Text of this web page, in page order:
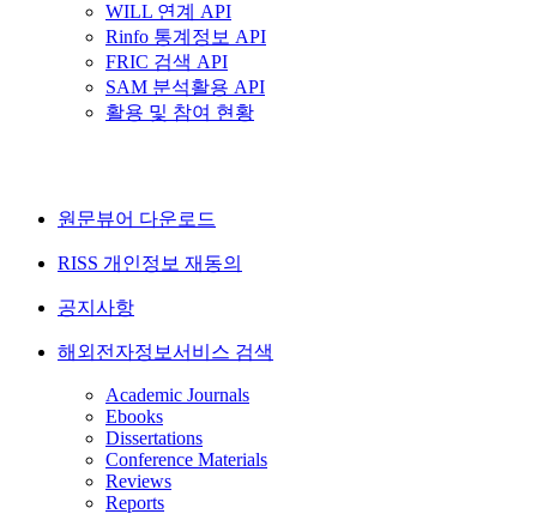
WILL 연계 API
Rinfo 통계정보 API
FRIC 검색 API
SAM 분석활용 API
활용 및 참여 현황
원문뷰어 다운로드
RISS 개인정보 재동의
공지사항
해외전자정보서비스 검색
Academic Journals
Ebooks
Dissertations
Conference Materials
Reviews
Reports